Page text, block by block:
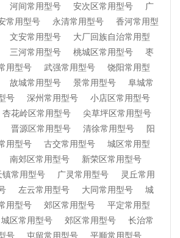
河间常用型号 安次区常用型号
广
常用型号 永清常用型号
香河常用型
文安常用型号
大厂回族自治常用型
三河常用型号 桃城区常用型号
枣
用型号 武强常用型号
饶阳常用型
故城常用型号 景常用型号
阜城常
号 深州常用型号
小店区常用型号
杏花岭区常用型号
尖草坪区常用型号
晋源区常用型号 清徐常用型号
阳
用型号 古交常用型号
城区常用型
南郊区常用型号
新荣区常用型号
镇常用型号 广灵常用型号
灵丘常用
左云常用型号 大同常用型号
城
用型号 郊区常用型号
平定常用型
城区常用型号 郊区常用型号
长治常
号 屯留常用型号
平顺常用型号